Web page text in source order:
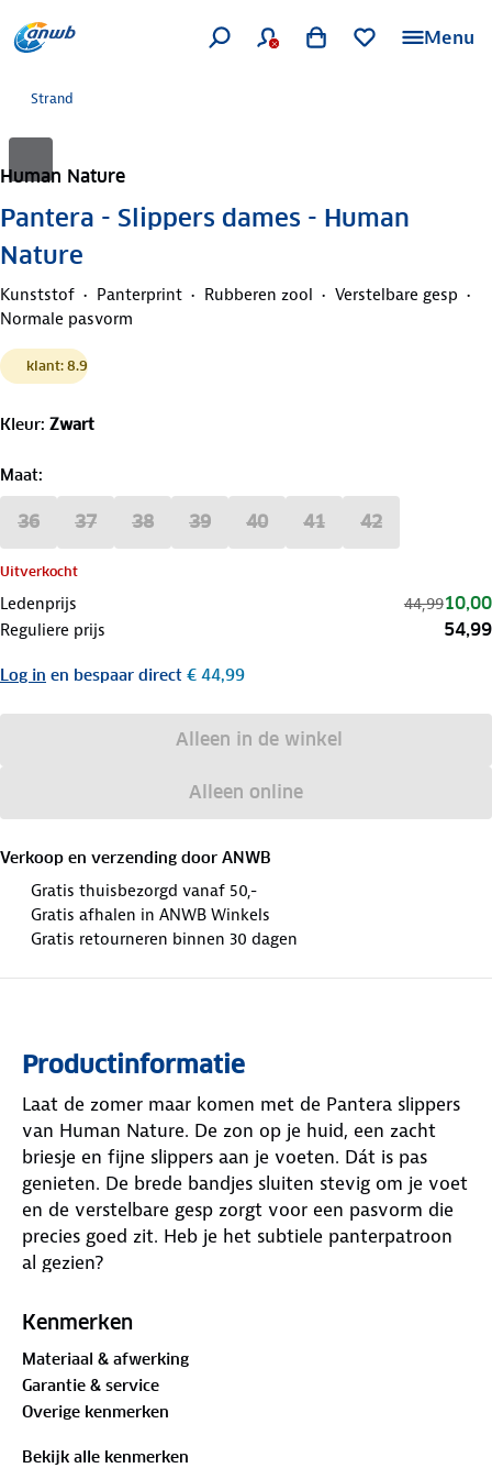
Menu
Strand
Human Nature
Pantera - Slippers dames - Human
Nature
Kunststof Panterprint Rubberen zool
Verstelbare gesp
Normale pasvorm
klant: 8.9
Kleur: Zwart
Maat:
36 37 38 39 40 41 42
Uitverkocht
Ledenprijs 44,9910,00
Reguliere prijs 54,99
Log in en bespaar direct € 44,99
Alleen in de winkel
Alleen online
Verkoop en verzending door ANWB
Gratis thuisbezorgd vanaf 50,-
Gratis afhalen in ANWB Winkels
Gratis retourneren binnen 30 dagen
Productinformatie
Laat de zomer maar komen met de Pantera slippers
van Human Nature. De zon op je huid, een zacht
briesje en fijne slippers aan je voeten. Dát is pas
genieten. De brede bandjes sluiten stevig om je voet
en de verstelbare gesp zorgt voor een pasvorm die
precies goed zit. Heb je het subtiele panterpatroon
al gezien?
Het zachte voetbed vormt zich naar je voet en
prettig draagt. De lichte zool geeft grip op
verschillende ondergronden. Dit is de damesslipper
in een notendop! Wat vind jij ervan?
Kenmerken
Materiaal & afwerking
Garantie & service
Overige kenmerken
Bekijk alle kenmerken